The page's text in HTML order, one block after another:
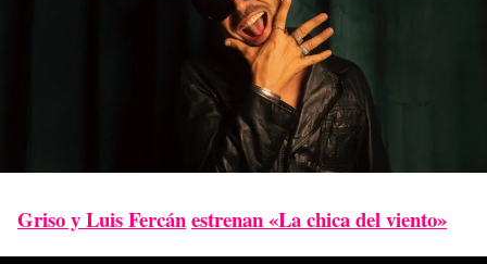
Griso y Luis Fercánestrenan «La chica del viento»